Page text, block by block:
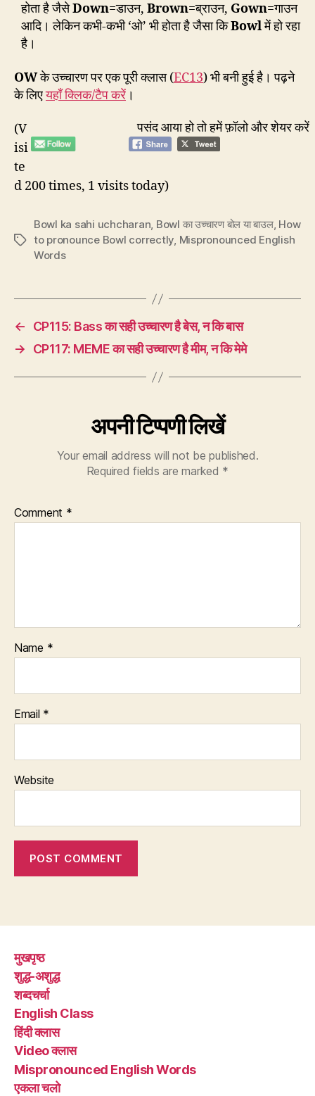
होता है जैसेDown=डाउन, Brown=ब्राउन, Gown=गाउन
आदि। लेकिन कभी-कभी ‘ओ’ भी होता है जैसा किBowlमें हो रहा
है।
OWके उच्चारण पर एक पूरी क्लास (EC13) भी बनी हुई है। पढ़ने
के लिएयहाँ क्लिक/टैप करें ।
पसंद आया हो तो हमें फ़ॉलो और शेयर करें
(V
isi
te
d 200 times, 1 visits today)
Tags
Bowl ka sahi uchcharan, Bowl का उच्चारण बोल या बाउल, How
to pronounce Bowl correctly, Mispronounced English
Words
←
CP115: Bass का सही उच्चारण है बेस, न कि बास
→
CP117: MEME का सही उच्चारण है मीम, न कि मेमे
अपनी टिप्पणी लिखें
Your email address will not be published.
Required fields are marked *
Comment *
Name *
Email *
Website
मुखपृष्ठ
शुद्ध-अशुद्ध
शब्दचर्चा
English Class
हिंदी क्लास
Video क्लास
Mispronounced English Words
एकला चलो